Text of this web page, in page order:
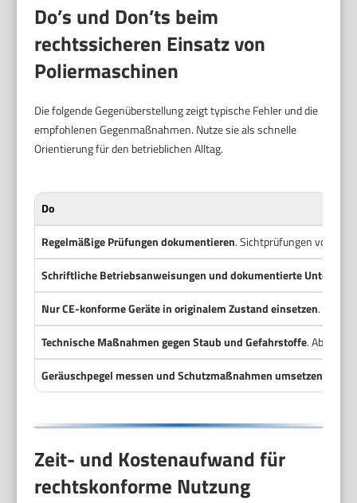
Do’s und Don’ts beim
rechtssicheren Einsatz von
Poliermaschinen
Die folgende Gegenüberstellung zeigt typische Fehler und die
empfohlenen Gegenmaßnahmen. Nutze sie als schnelle
Orientierung für den betrieblichen Alltag.
Do
Regelmäßige Prüfungen dokumentieren. Sichtprüfungen vor
Schriftliche Betriebsanweisungen und dokumentierte
Nur CE-konforme Geräte in originalem Zustand einsetzen.
Technische Maßnahmen gegen Staub und Gefahrstoffe.
Geräuschpegel messen und Schutzmaßnahmen umsetzen
Zeit- und Kostenaufwand für
rechtskonforme Nutzung